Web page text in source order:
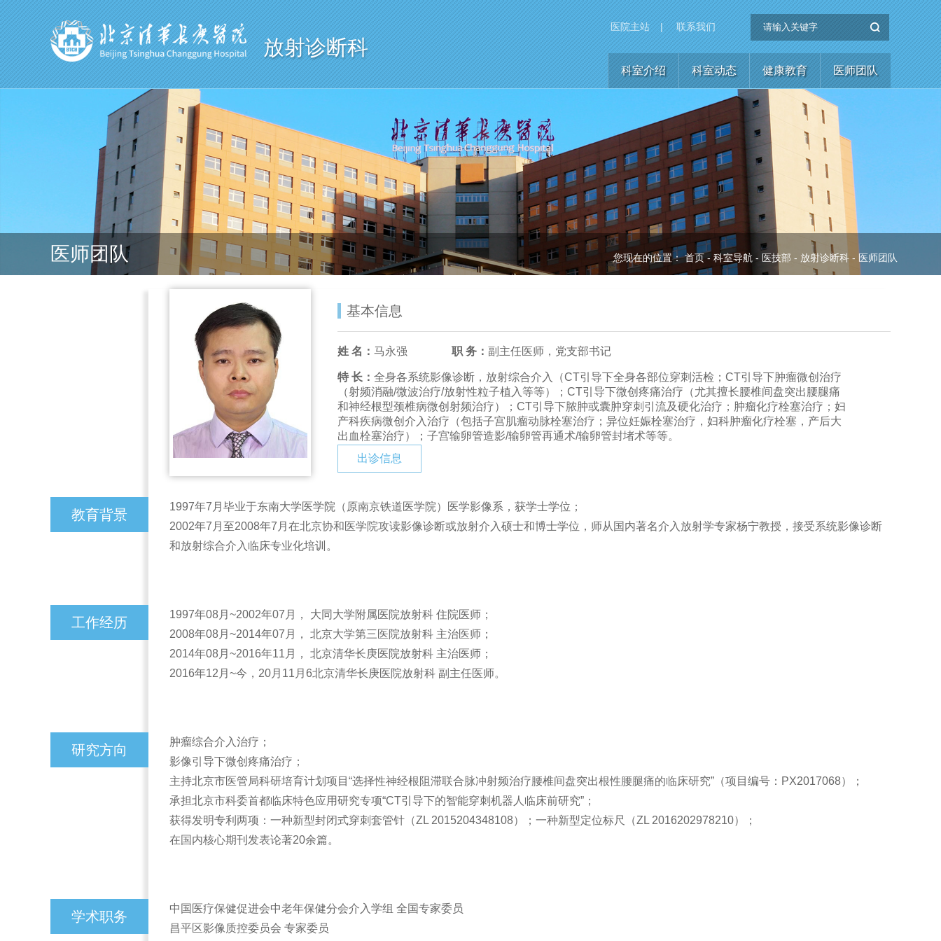
放射诊断科
医院主站 | 联系我们
科室介绍 科室动态 健康教育 医师团队
医师团队 您现在的位置：首页- 科室导航 - 医技部 - 放射诊断科 - 医师团队
基本信息
姓 名： 马永强 职 务：副主任医师，党支部书记
特 长： 全身各系统影像诊断，放射综合介入（CT引导下全身各部位穿刺活检；CT引导下肿瘤微创治疗
（射频消融/微波治疗/放射性粒子植入等等）；CT引导下微创疼痛治疗（尤其擅长腰椎间盘突出腰腿痛
和神经根型颈椎病微创射频治疗）；CT引导下脓肿或囊肿穿刺引流及硬化治疗；肿瘤化疗栓塞治疗；妇
产科疾病微创介入治疗（包括子宫肌瘤动脉栓塞治疗；异位妊娠栓塞治疗，妇科肿瘤化疗栓塞，产后大
出血栓塞治疗）；子宫输卵管造影/输卵管再通术/输卵管封堵术等等。
出诊信息
教育背景
1997年7月毕业于东南大学医学院（原南京铁道医学院）医学影像系，获学士学位；
2002年7月至2008年7月在北京协和医学院攻读影像诊断或放射介入硕士和博士学位，师从国内著名介入放射学专家杨宁教授，接受系统影像诊断
和放射综合介入临床专业化培训。
工作经历
1997年08月~2002年07月， 大同大学附属医院放射科 住院医师；
2008年08月~2014年07月， 北京大学第三医院放射科 主治医师；
2014年08月~2016年11月， 北京清华长庚医院放射科 主治医师；
2016年12月~今，20月11月6北京清华长庚医院放射科 副主任医师。
研究方向
肿瘤综合介入治疗；
影像引导下微创疼痛治疗；
主持北京市医管局科研培育计划项目“选择性神经根阻滞联合脉冲射频治疗腰椎间盘突出根性腰腿痛的临床研究”（项目编号：PX2017068）；
承担北京市科委首都临床特色应用研究专项“CT引导下的智能穿刺机器人临床前研究”；
获得发明专利两项：一种新型封闭式穿刺套管针（ZL 2015204348108）；一种新型定位标尺（ZL 2016202978210）；
在国内核心期刊发表论著20余篇。
学术职务
中国医疗保健促进会中老年保健分会介入学组 全国专家委员
昌平区影像质控委员会 专家委员